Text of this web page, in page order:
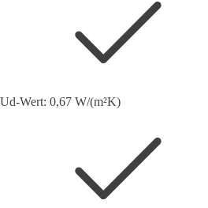
Ud-Wert: 0,67 W/(m²K)